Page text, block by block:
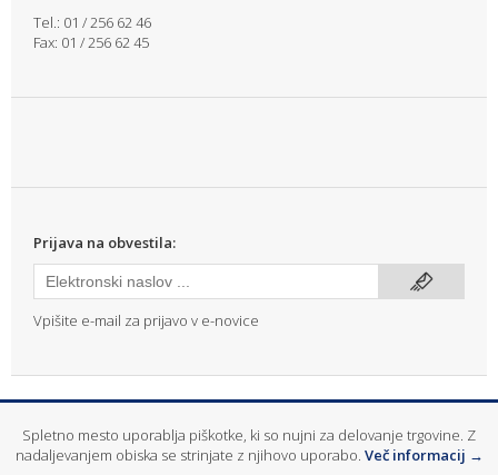
Tel.: 01 / 256 62 46
Fax: 01 / 256 62 45
Prijava na obvestila:
Vpišite e-mail za prijavo v e-novice
info@mitras.si | T: (01) 256 62 46
© 2026Mitras d.o.o.- Gradbeni, elektro in drobni material ter servisna
Spletno mesto uporablja piškotke, ki so nujni za delovanje trgovine. Z
nadaljevanjem obiska se strinjate z njihovo uporabo. Več informacij →